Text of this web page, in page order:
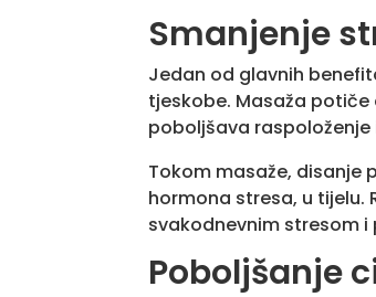
Smanjenje
Jedan od glavnih
tjeskobe. Masaža potiče
poboljšava
Tokom masaže, disanje
hormona stresa, u tijelu.
svakodnevnim stresom
Poboljšanje